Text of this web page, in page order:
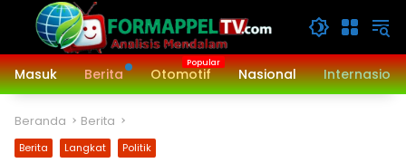
Langsung
konten
Masuk
Berita Otomotif Nasional
Beranda Berita
Berita Langkat Politik